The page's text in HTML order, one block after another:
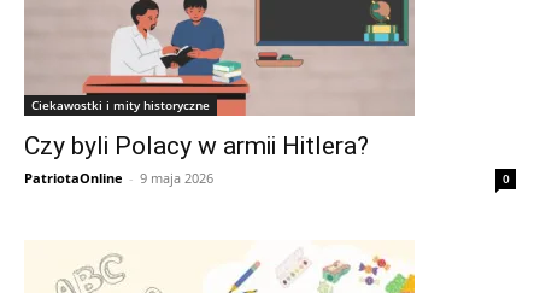
Ciekawostki i mity historyczne
Czy byli Polacy w armii Hitlera?
PatriotaOnline - 9 maja 2026 0